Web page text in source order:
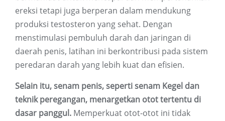
ereksi tetapi juga berperan dalam mendukung
produksi testosteron yang sehat. Dengan
menstimulasi pembuluh darah dan jaringan di
daerah penis, latihan ini berkontribusi pada sistem
peredaran darah yang lebih kuat dan efisien.
Selain itu, senam penis, seperti senam Kegel dan
teknik peregangan, menargetkan otot tertentu di
dasar panggul. Memperkuat otot-otot ini tidak